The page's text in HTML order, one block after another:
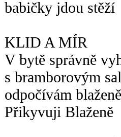
babičky jdou stěží
KLID A MÍR
V bytě správně
s bramborovým
odpočívám blaženě
Přikyvuji Blaženě